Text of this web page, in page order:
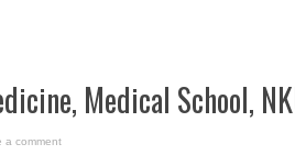
Medical School,
a comment